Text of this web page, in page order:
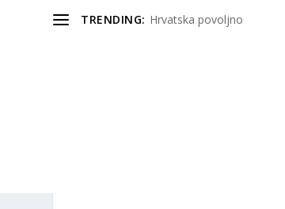
TRENDING: Hrvatska povoljno